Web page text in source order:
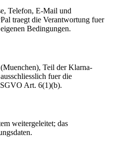
Telefon, E-Mail und
traegt die Verantwortung fuer
Bedingungen.
Teil der Klarna-
fuer die
Art. 6(1)(b).
weitergeleitet; das